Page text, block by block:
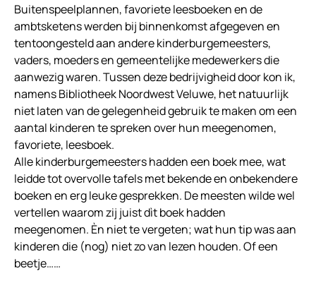
Buitenspeelplannen, favoriete leesboeken en de
ambtsketens werden bij binnenkomst afgegeven en
tentoongesteld aan andere kinderburgemeesters,
vaders, moeders en gemeentelijke medewerkers die
aanwezig waren. Tussen deze bedrijvigheid door kon ik,
namens Bibliotheek Noordwest Veluwe, het natuurlijk
niet laten van de gelegenheid gebruik te maken om een
aantal kinderen te spreken over hun meegenomen,
favoriete, leesboek.
Alle kinderburgemeesters hadden een boek mee, wat
leidde tot overvolle tafels met bekende en onbekendere
boeken en erg leuke gesprekken. De meesten wilde wel
vertellen waarom zij juist dìt boek hadden
meegenomen. Èn niet te vergeten; wat hun tip was aan
kinderen die (nog) niet zo van lezen houden. Of een
beetje……